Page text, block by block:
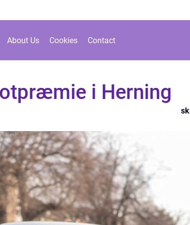
About Us Cookies Contact
i Herning